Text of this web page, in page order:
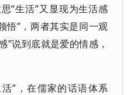
“生活”又显现为生活感
悟”，两者其实是同一观
”说到底就是爱的情感，
”，在儒家的话语体系